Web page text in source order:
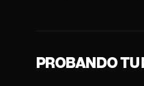
PROBANDO TU